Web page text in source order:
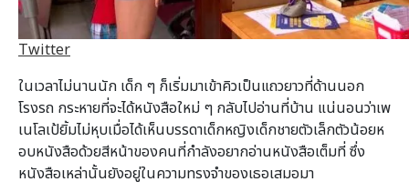
Twitter
ในเวลาไม่นานนัก เด็ก ๆ ก็เริ่มมาเข้าคิวเป็นแถวยาวที่ด้านนอก
โรงรถ กระหายที่จะได้หนังสือใหม่ ๆ กลับไปอ่านที่บ้าน แน่นอนว่าเพ
เนโลเป้ยิ้มไม่หุบเมื่อได้เห็นบรรดาเด็กหญิงเด็กชายตัวเล็กตัวน้อยห
อบหนังสือด้วยสีหน้าของคนที่กำลังอยากอ่านหนังสือเต็มที่ ซึ่ง
หนังสือเหล่านั้นยังอยู่ในความทรงจำของเธอเสมอมา